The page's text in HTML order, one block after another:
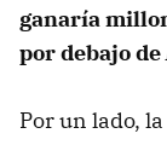
ganaría
por debajo de
Por un lado,